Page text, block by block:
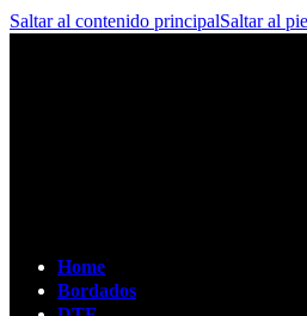
Saltar al contenido principalSaltar al
Home
Bordados